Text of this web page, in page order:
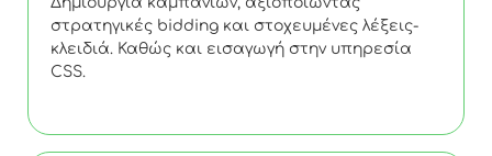
στρατηγικές bidding και στοχευμένες λέξεις-
κλειδιά. Καθώς και εισαγωγή στην υπηρεσία
CSS.